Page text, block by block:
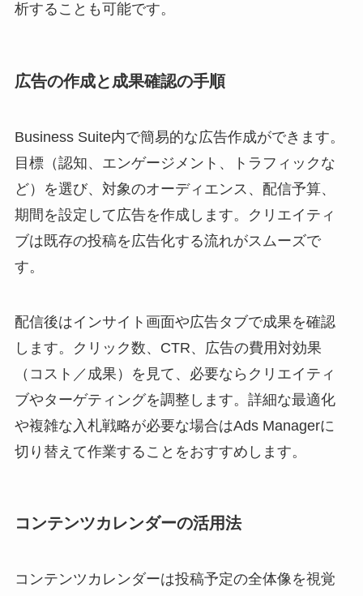
析することも可能です。
広告の作成と成果確認の手順
Business Suite内で簡易的な広告作成ができます。
目標（認知、エンゲージメント、トラフィックな
ど）を選び、対象のオーディエンス、配信予算、
期間を設定して広告を作成します。クリエイティ
ブは既存の投稿を広告化する流れがスムーズで
す。
配信後はインサイト画面や広告タブで成果を確認
します。クリック数、CTR、広告の費用対効果
（コスト／成果）を見て、必要ならクリエイティ
ブやターゲティングを調整します。詳細な最適化
や複雑な入札戦略が必要な場合はAds Managerに
切り替えて作業することをおすすめします。
コンテンツカレンダーの活用法
コンテンツカレンダーは投稿予定の全体像を視覚